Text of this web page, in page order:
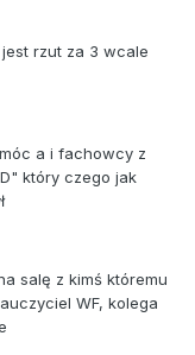
rzut za 3 wcale
a i fachowcy z
który czego jak
salę z kimś któremu
WF, kolega